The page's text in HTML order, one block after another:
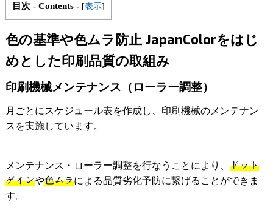
目次 - Contents - [表示]
色の基準や色ムラ防止 JapanColorをはじ
めとした印刷品質の取組み
印刷機械メンテナンス（ローラー調整）
月ごとにスケジュール表を作成し、印刷機械のメンテナン
スを実施しています。
メンテナンス・ローラー調整を行なうことにより、 ドット
ゲインや色ムラによる品質劣化予防に繋げることができま
す。